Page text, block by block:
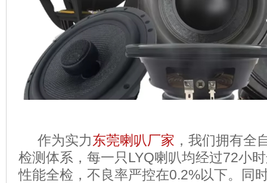
作为实力东莞喇叭厂家 ，我们拥有全
检测体系，每一只LYQ喇叭均经过72小
性能全检，不良率严控在0.2%以下。同